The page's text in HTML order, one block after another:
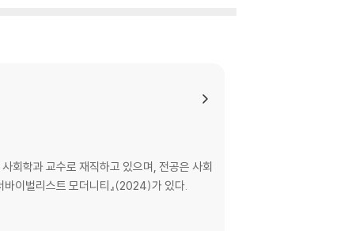
회학과 교수로 재직하고 있으며, 전공은 사회
바이벌리스트 모더니티』(2024)가 있다.